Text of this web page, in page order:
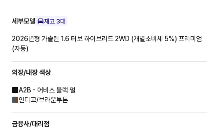
세부모델 재고 3대
2026년형 가솔린 1.6 터보 하이브리드 2WD (개별소비세 5%) 프리미엄
(자동)
외장/내장색상
A2B - 어비스 블랙 펄
인디고/브라운투톤
금융사/대리점